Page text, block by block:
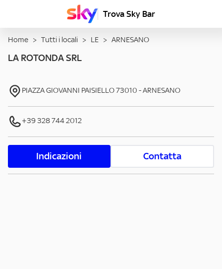
Trova Sky Bar
Home > Tutti i locali > LE > ARNESANO
LA ROTONDA SRL
PIAZZA GIOVANNI PAISIELLO73010 -ARNESANO
+39 328 744 2012
Indicazioni Contatta